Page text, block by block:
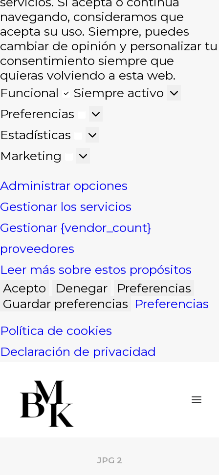
navegando, consideramos que
acepta su uso. Siempre, puedes
cambiar de opinión y personalizar tu
consentimiento siempre que
quieras volviendo a esta web.
Funcional
Funcional
Siempre activo
Preferencias
Preferencias
Estadísticas
Estadísticas
Marketing
Marketing
Administrar opciones
Gestionar los servicios
Gestionar {vendor_count}
proveedores
Leer más sobre estos propósitos
Acepto
Denegar
Preferencias
Guardar preferencias Preferencias
Política de cookies
Declaración de privacidad
JPG 2